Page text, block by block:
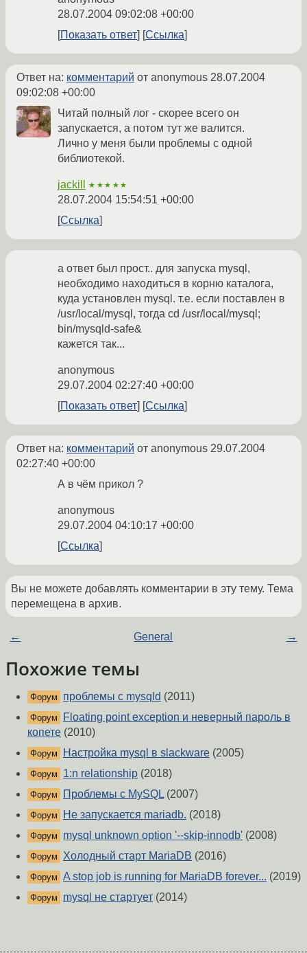
28.07.2004 09:02:08 +00:00
Показать ответ
Ссылка
Ответ на: комментарий от anonymous 28.07.2004
09:02:08 +00:00
Читай полный лог - скорее всего он
запускается, а потом тут же валится.
Лично у меня были проблемы с одной
библиотекой.
jackill ★★★★★
28.07.2004 15:54:51 +00:00
Ссылка
а ответ был прост.. для запуска mysql,
необходимо находиться в корню каталога,
куда установлен mysql. т.е. если поставлен в
/usr/local/mysql, тогда cd /usr/local/mysql;
bin/mysqld-safe&
кажется так...
anonymous
29.07.2004 02:27:40 +00:00
Показать ответ
Ссылка
Ответ на: комментарий от anonymous 29.07.2004
02:27:40 +00:00
А в чём прикол ?
anonymous
29.07.2004 04:10:17 +00:00
Ссылка
Вы не можете добавлять комментарии в эту тему. Тема
перемещена в архив.
← General →
Похожие темы
Форум проблемы с mysqld (2011)
Форум
Floating point exception и неверный пароль в
копете (2010)
Форум Настройка mysql в slackware (2005)
Форум 1:n relationship (2018)
Форум Проблемы с MySQL (2007)
Форум Не запускается mariadb. (2018)
Форум mysql unknown option '--skip-innodb' (2008)
Форум Холодный старт MariaDB (2016)
Форум A stop job is running for MariaDB forever... (2019)
Форум mysql не стартует (2014)